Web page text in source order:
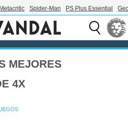
Metacritic Spider-Man PS Plus Essential
MEJORES
4X